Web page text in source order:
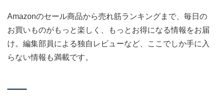
Amazonのセール商品から売れ筋ランキングまで、毎日の
お買いものがもっと楽しく、もっとお得になる情報をお届
け。編集部員による独自レビューなど、ここでしか手に入
らない情報も満載です。